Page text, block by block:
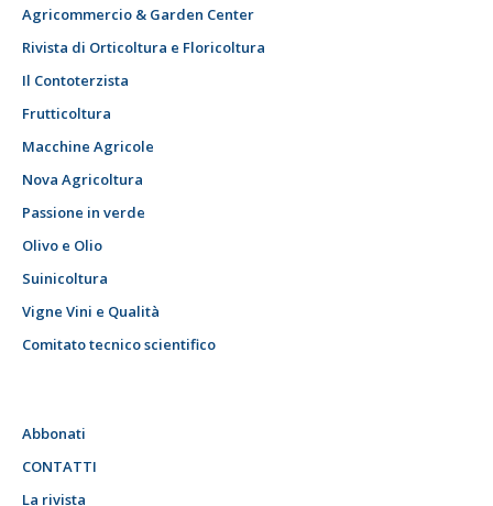
Agricommercio & Garden Center
Rivista di Orticoltura e Floricoltura
Il Contoterzista
Frutticoltura
Macchine Agricole
Nova Agricoltura
Passione in verde
Olivo e Olio
Suinicoltura
Vigne Vini e Qualità
Comitato tecnico scientifico
Abbonati
CONTATTI
La rivista